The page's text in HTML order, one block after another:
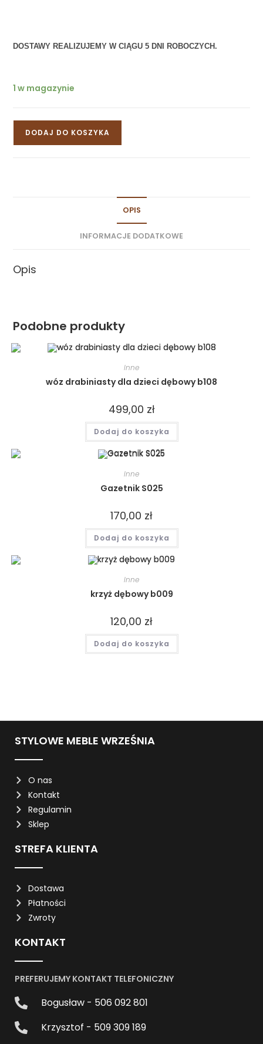
DOSTAWY REALIZUJEMY W CIĄGU 5 DNI ROBOCZYCH.
1 w magazynie
DODAJ DO KOSZYKA
OPIS
INFORMACJE DODATKOWE
Opis
Podobne produkty
Inne
wóz drabiniasty dla dzieci dębowy b108
499,00 zł
Dodaj do koszyka
Inne
Gazetnik S025
170,00 zł
Dodaj do koszyka
Inne
krzyż dębowy b009
120,00 zł
Dodaj do koszyka
STYLOWE MEBLE WRZEŚNIA
O nas
Kontakt
Regulamin
Sklep
STREFA KLIENTA
Dostawa
Płatności
Zwroty
KONTAKT
PREFERUJEMY KONTAKT TELEFONICZNY
Bogusław - 506 092 801
Krzysztof - 509 309 189